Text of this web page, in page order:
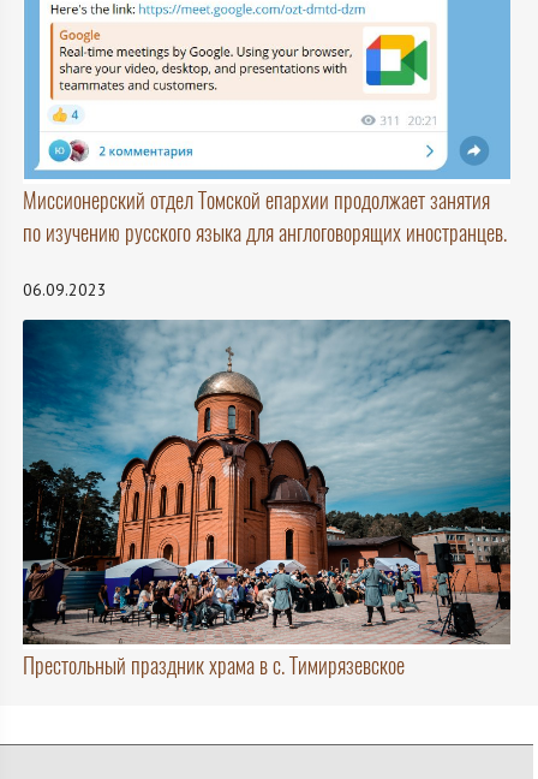
Миссионерский отдел Томской епархии продолжает занятия
по изучению русского языка для англоговорящих иностранцев.
06.09.2023
Престольный праздник храма в с. Тимирязевское